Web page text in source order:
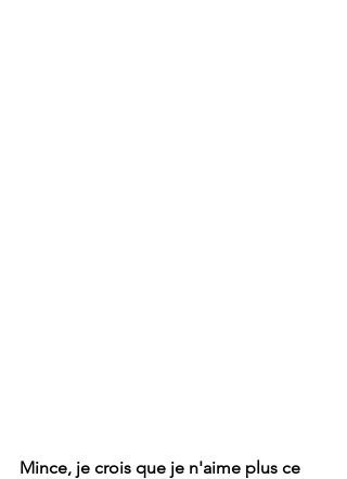
Mince, je crois que je n'aime plus ce